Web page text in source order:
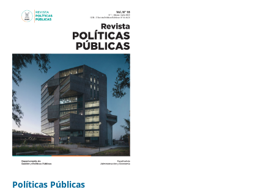
Políticas Públicas